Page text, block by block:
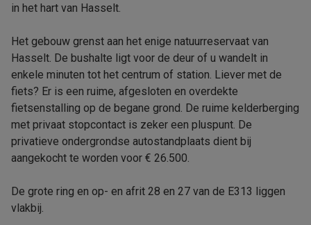
in het hart van Hasselt.
Het gebouw grenst aan het enige natuurreservaat van
Hasselt. De bushalte ligt voor de deur of u wandelt in
enkele minuten tot het centrum of station. Liever met de
fiets? Er is een ruime, afgesloten en overdekte
fietsenstalling op de begane grond. De ruime kelderberging
met privaat stopcontact is zeker een pluspunt. De
privatieve ondergrondse autostandplaats dient bij
aangekocht te worden voor € 26.500.
De grote ring en op- en afrit 28 en 27 van de E313 liggen
vlakbij.